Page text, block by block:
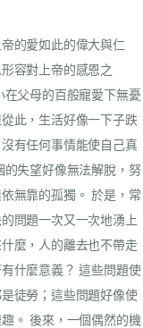
的愛如此的偉大與仁
容對上帝的感恩之
父母的百般寵愛下無憂
此，生活好像一下子跌
有任何事情能使自己真
失望好像無法解脫，努
無靠的孤獨。 於是，常
問題一次又一次地湧上
麼，人的離去也不帶走
什麼意義？ 這些問題使
徒勞；這些問題好像使
。 後來，一個偶然的機